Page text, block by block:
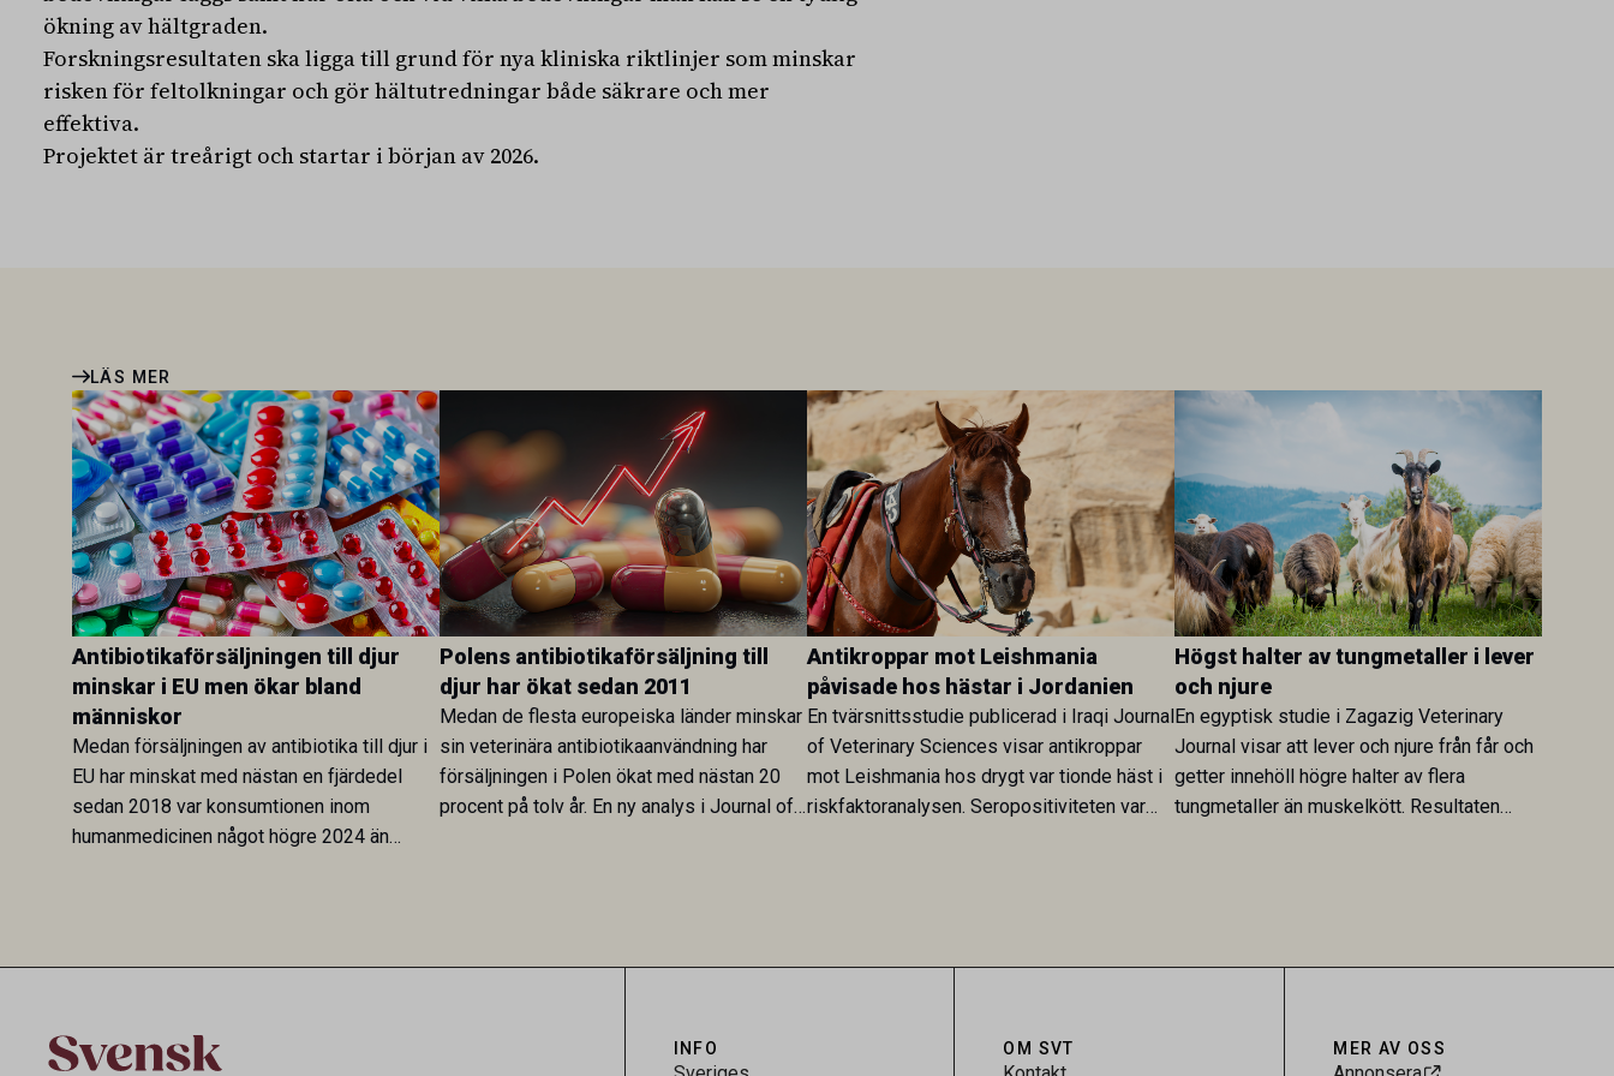
ökning av hältgraden.
Forskningsresultaten ska ligga till grund för nya kliniska riktlinjer som minskar
risken för feltolkningar och gör hältutredningar både säkrare och mer
effektiva.
Projektet är treårigt och startar i början av 2026.
LÄS MER
Antibiotikaförsäljningen till djur
minskar i EU men ökar bland
människor
Medan försäljningen av antibiotika till djur i
EU har minskat med nästan en fjärdedel
sedan 2018 var konsumtionen inom
humanmedicinen något högre 2024 än
Polens antibiotikaförsäljning till
djur har ökat sedan 2011
Medan de flesta europeiska länder minskar
sin veterinära antibiotikaanvändning har
försäljningen i Polen ökat med nästan 20
procent på tolv år. En ny analys i Journal of
Antikroppar mot Leishmania
påvisade hos hästar i Jordanien
En tvärsnittsstudie publicerad i Iraqi Journal
of Veterinary Sciences visar antikroppar
mot Leishmania hos drygt var tionde häst i
riskfaktoranalysen. Seropositiviteten var
Högst halter av tungmetaller i lever
och njure
En egyptisk studie i Zagazig Veterinary
Journal visar att lever och njure från får och
getter innehöll högre halter av flera
tungmetaller än muskelkött. Resultaten
INFO OM SVT MER AV OSS